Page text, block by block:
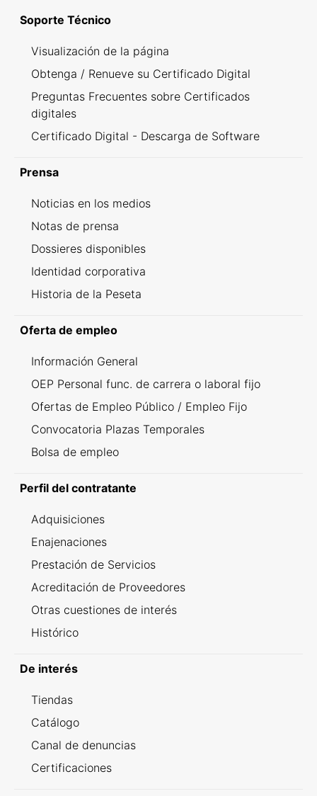
Soporte Técnico
Visualización de la página
Obtenga / Renueve su Certificado Digital
Preguntas Frecuentes sobre Certificados
digitales
Certificado Digital - Descarga de Software
Prensa
Noticias en los medios
Notas de prensa
Dossieres disponibles
Identidad corporativa
Historia de la Peseta
Oferta de empleo
Información General
OEP Personal func. de carrera o laboral fijo
Ofertas de Empleo Público / Empleo Fijo
Convocatoria Plazas Temporales
Bolsa de empleo
Perfil del contratante
Adquisiciones
Enajenaciones
Prestación de Servicios
Acreditación de Proveedores
Otras cuestiones de interés
Histórico
De interés
Tiendas
Catálogo
Canal de denuncias
Certificaciones